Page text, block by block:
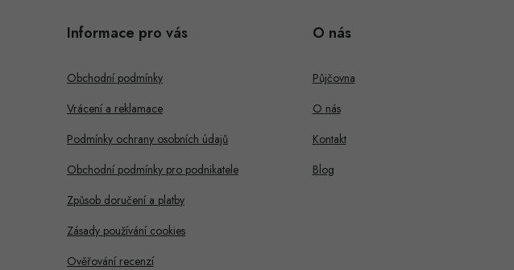
Informace pro vás
Obchodní podmínky
Vrácení a reklamace
Podmínky ochrany osobních údajů
Obchodní podmínky pro podnikatele
Způsob doručení a platby
Zásady používání cookies
Ověřování recenzí
O nás
Půjčovna
O nás
Kontakt
Blog